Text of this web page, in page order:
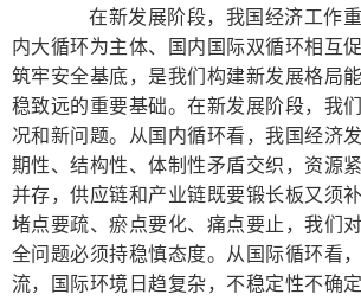
在新发展阶段，我国经济工作重
内大循环为主体、国内国际双循环相互
筑牢安全基底，是我们构建新发展格局
稳致远的重要基础。在新发展阶段，我
况和新问题。从国内循环看，我国经济
期性、结构性、体制性矛盾交织，资源
并存，供应链和产业链既要锻长板又须
堵点要疏、瘀点要化、痛点要止，我们
全问题必须持稳慎态度。从国际循环看
流，国际环境日趋复杂，不稳定性不确